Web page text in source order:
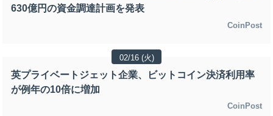
630億円の資金調達計画を発表
CoinPost
02/16 (火)
英プライベートジェット企業、ビットコイン決済利用率
が例年の10倍に増加
CoinPost